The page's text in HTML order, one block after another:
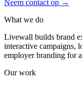
Neem contact op →
What we do
Livewall builds brand
interactive campaigns,
employer branding for
Our work